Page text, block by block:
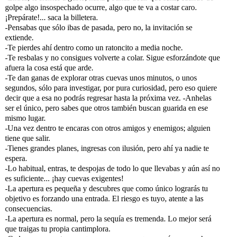
golpe algo insospechado ocurre, algo que te va a costar caro.
¡Prepárate!... saca la billetera.
-Pensabas que sólo ibas de pasada, pero no, la invitación se
extiende.
-Te pierdes ahí dentro como un ratoncito a media noche.
-Te resbalas y no consigues volverte a colar. Sigue esforzándote que
afuera la cosa está que arde.
-Te dan ganas de explorar otras cuevas unos minutos, o unos
segundos, sólo para investigar, por pura curiosidad, pero eso quiere
decir que a esa no podrás regresar hasta la próxima vez. -Anhelas
ser el único, pero sabes que otros también buscan guarida en ese
mismo lugar.
-Una vez dentro te encaras con otros amigos y enemigos; alguien
tiene que salir.
-Tienes grandes planes, ingresas con ilusión, pero ahí ya nadie te
espera.
-Lo habitual, entras, te despojas de todo lo que llevabas y aún así no
es suficiente... ¡hay cuevas exigentes!
-La apertura es pequeña y descubres que como único lograrás tu
objetivo es forzando una entrada. El riesgo es tuyo, atente a las
consecuencias.
-La apertura es normal, pero la sequía es tremenda. Lo mejor será
que traigas tu propia cantimplora.